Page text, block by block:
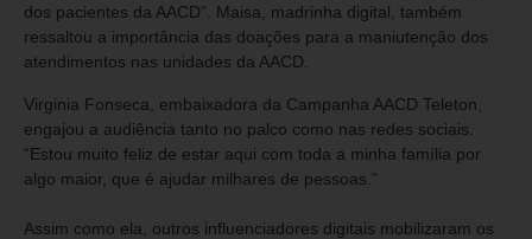
dos pacientes da AACD”. Maisa, madrinha digital, também
ressaltou a importância das doações para a maniutenção dos
atendimentos nas unidades da AACD.
Virginia Fonseca, embaixadora da Campanha AACD Teleton,
engajou a audiência tanto no palco como nas redes sociais.
“Estou muito feliz de estar aqui com toda a minha família por
algo maior, que é ajudar milhares de pessoas.”
Assim como ela, outros influenciadores digitais mobilizaram os